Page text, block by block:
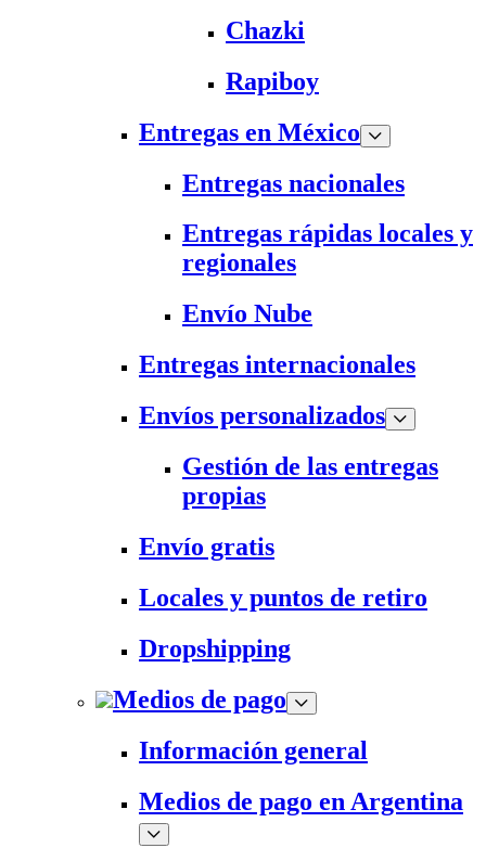
Chazki
Rapiboy
Entregas en México
Entregas nacionales
Entregas rápidas locales y
regionales
Envío Nube
Entregas internacionales
Envíos personalizados
Gestión de las entregas
propias
Envío gratis
Locales y puntos de retiro
Dropshipping
Medios de pago
Información general
Medios de pago en Argentina